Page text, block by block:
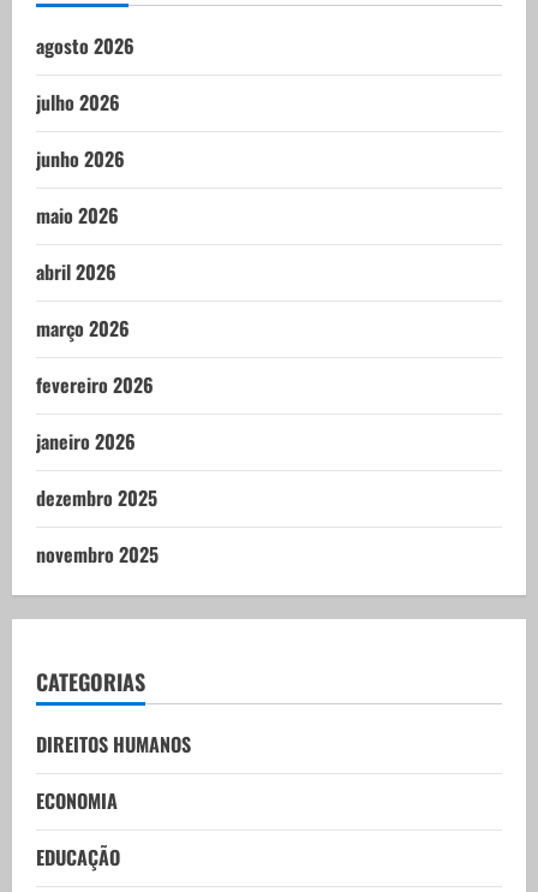
agosto 2026
julho 2026
junho 2026
maio 2026
abril 2026
março 2026
fevereiro 2026
janeiro 2026
dezembro 2025
novembro 2025
CATEGORIAS
DIREITOS HUMANOS
ECONOMIA
EDUCAÇÃO